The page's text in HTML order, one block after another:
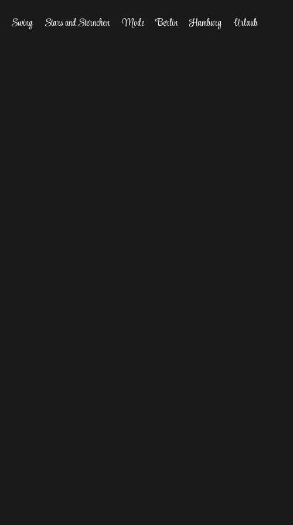
Swing Stars und Sternchen Mode Berlin Hamburg Urlaub